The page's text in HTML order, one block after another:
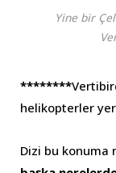
Yine bir
********
helikopterler
Dizi bu konuma